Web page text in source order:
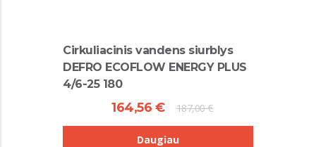
Cirkuliacinis vandens siurblys
DEFRO ECOFLOW ENERGY PLUS
4/6-25 180
164,56 € 187,00 €
Daugiau